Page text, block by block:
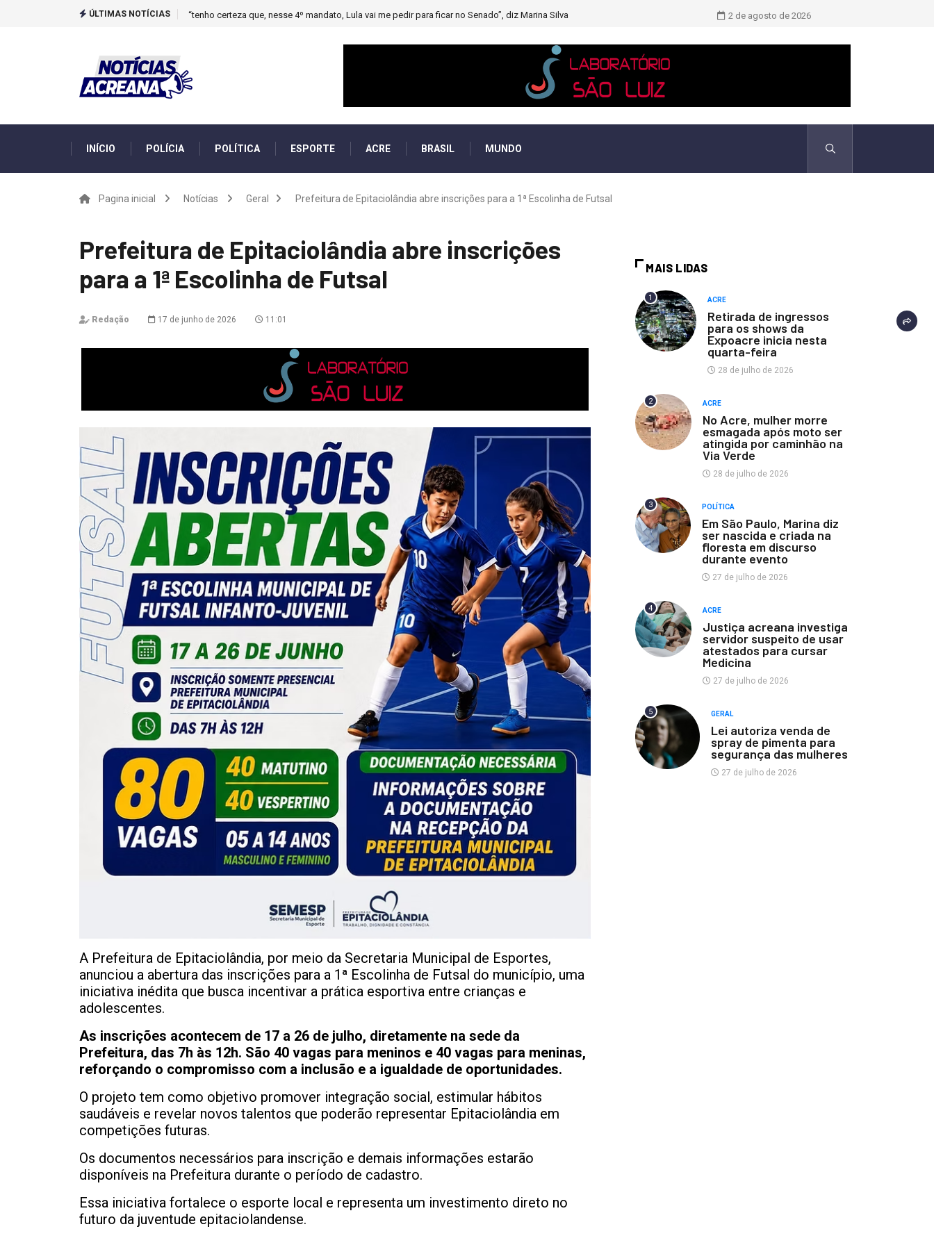
ÚLTIMAS NOTÍCIAS “tenho certeza que, nesse 4º mandato, Lula vai me pedir para ficar no Senado”, diz Marina Silva Novo boletim indica El Niño ‘muito
2 de agosto de 2026
INÍCIO POLÍCIA POLÍTICA ESPORTE ACRE BRASIL MUNDO
Pagina inicial Notícias Geral Prefeitura de Epitaciolândia abre inscrições para a 1ª Escolinha de Futsal
Prefeitura de Epitaciolândia abre inscrições
para a 1ª Escolinha de Futsal
Redação 17 de junho de 2026 11:01
A Prefeitura de Epitaciolândia, por meio da Secretaria Municipal de Esportes,
anunciou a abertura das inscrições para a 1ª Escolinha de Futsal do município, uma
iniciativa inédita que busca incentivar a prática esportiva entre crianças e
adolescentes.
As inscrições acontecem de 17 a 26 de julho, diretamente na sede da
Prefeitura, das 7h às 12h. São 40 vagas para meninos e 40 vagas para meninas,
reforçando o compromisso com a inclusão e a igualdade de oportunidades.
O projeto tem como objetivo promover integração social, estimular hábitos
saudáveis e revelar novos talentos que poderão representar Epitaciolândia em
competições futuras.
Os documentos necessários para inscrição e demais informações estarão
disponíveis na Prefeitura durante o período de cadastro.
Essa iniciativa fortalece o esporte local e representa um investimento direto no
futuro da juventude epitaciolandense.
MAIS LIDAS
1 ACRE
Retirada de ingressos
para os shows da
Expoacre inicia nesta
quarta-feira
28 de julho de 2026
2 ACRE
No Acre, mulher morre
esmagada após moto ser
atingida por caminhão na
Via Verde
28 de julho de 2026
3 POLÍTICA
Em São Paulo, Marina diz
ser nascida e criada na
floresta em discurso
durante evento
27 de julho de 2026
4 ACRE
Justiça acreana investiga
servidor suspeito de usar
atestados para cursar
Medicina
27 de julho de 2026
5 GERAL
Lei autoriza venda de
spray de pimenta para
segurança das mulheres
27 de julho de 2026